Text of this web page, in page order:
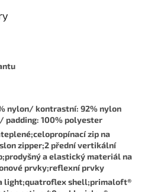
nylon/ kontrastní: 92% nylon
padding: 100% polyester
zip na
zipper;2 přední vertikální
a elastický materiál na
prvky;reflexní prvky
light;quatroflex shell;primaloft®